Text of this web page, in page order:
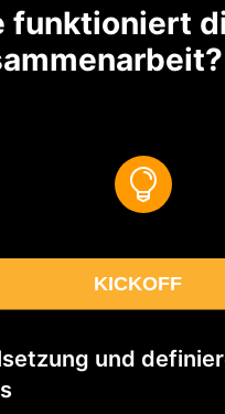
funktioniert

KICKOFF
und